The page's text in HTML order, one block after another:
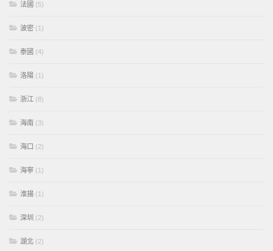
法國 (5)
波密 (1)
泰國 (4)
洛陽 (1)
浙江 (8)
海南 (3)
海口 (2)
海寧 (1)
淮揚 (1)
深圳 (2)
湖北 (2)